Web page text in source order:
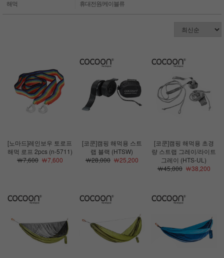
해먹
휴대전원/케이블류
[노마드]레인보우 토로프
해먹 로프 2pcs (n-5711)
￦7,600￦7,600
[코쿤]캠핑 해먹용 스트
랩 블랙 (HTSW)
￦28,000￦25,200
[코쿤]캠핑 해먹용 초경
량 스트랩 그레이/라이트
그레이 (HTS-UL)
￦45,000￦38,200